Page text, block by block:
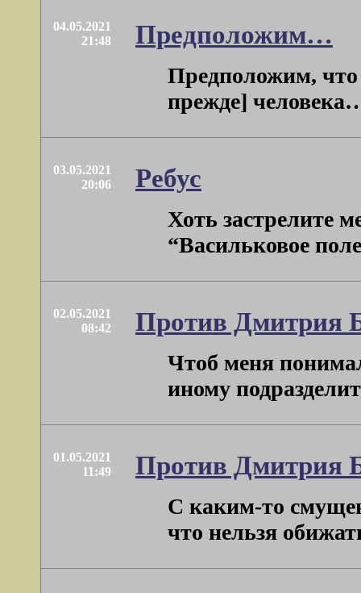
04.05.2021
21:48
Предположим…
Предположим,
прежде]
03.05.2021
20:06
Ребус
Хоть застрелите
“Васильковое
02.05.2021
08:42
Против Дмитрия
Чтоб меня
иному
01.05.2021
11:49
Против Дмитрия
С каким-то
что нельзя